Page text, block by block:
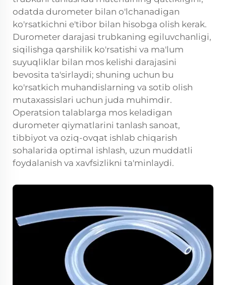
odatda durometer bilan o'lchanadigan
ko'rsatkichni e'tibor bilan hisobga olish kerak.
Durometer darajasi trubkaning egiluvchanligi,
siqilishga qarshilik ko'rsatishi va ma'lum
suyuqliklar bilan mos kelishi darajasini
bevosita ta'sirlaydi; shuning uchun bu
ko'rsatkich muhandislarning va sotib olish
mutaxassislari uchun juda muhimdir.
Operatsion talablarga mos keladigan
durometer qiymatlarini tanlash sanoat,
tibbiyot va oziq-ovqat ishlab chiqarish
sohalarida optimal ishlash, uzun muddatli
foydalanish va xavfsizlikni ta'minlaydi.